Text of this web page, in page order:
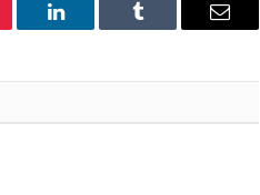
LinkedIn Tumblr Email